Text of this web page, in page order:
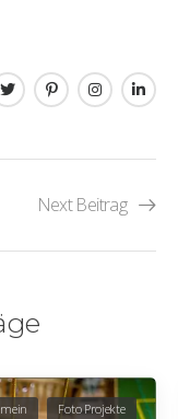
Next Beitrag
Foto Projekte